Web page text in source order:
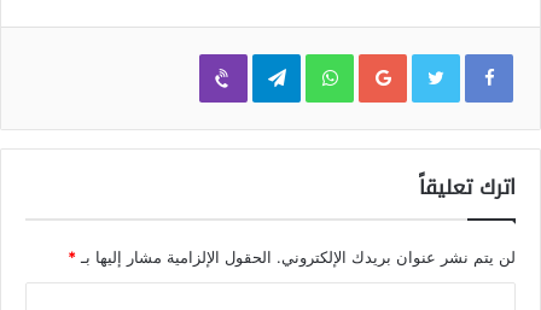
Google+
WhatsApp
Telegram
Viber
اترك تعليقاً
لن يتم نشر عنوان بريدك الإلكتروني. الحقول الإلزامية مشار إليها بـ*